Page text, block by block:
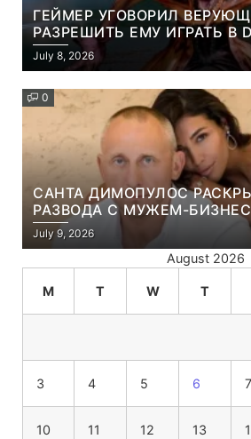
ГЕЙМЕР УГОВОРИЛ
РАЗРЕШИТЬ ЕМУ ИГРАТЬ В
ЧТО ЭТО ХРИСТИАНСКАЯ
УБИЙСТВО ДЕМОНОВ
July 8, 2026
0
САНТА ДИМОПУЛОС
РАЗВОДА С МУЖЕМ-
July 9, 2026
August 2026
M T W T
3 4 5 6 7
10 11 12 13